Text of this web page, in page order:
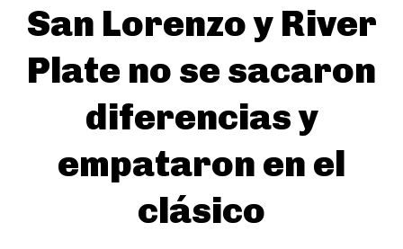
San Lorenzo y River
Plate no se sacaron
diferencias y
empataron en el
clásico